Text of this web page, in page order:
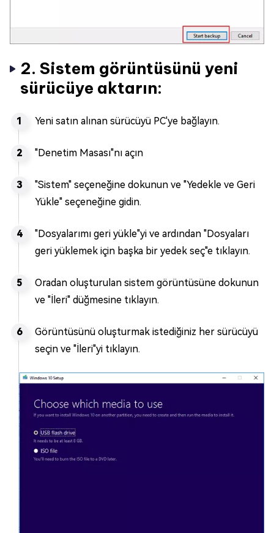
2. Sistem görüntüsünü yeni
sürücüye aktarın:
Yeni satın alınan sürücüyü PC'ye bağlayın.
"Denetim Masası"nı açın
"Sistem" seçeneğine dokunun ve "Yedekle ve Geri
Yükle" seçeneğine gidin.
"Dosyalarımı geri yükle"yi ve ardından "Dosyaları
geri yüklemek için başka bir yedek seç"e tıklayın.
Oradan oluşturulan sistem görüntüsüne dokunun
ve "İleri" düğmesine tıklayın.
Görüntüsünü oluşturmak istediğiniz her sürücüyü
seçin ve "İleri"yi tıklayın.